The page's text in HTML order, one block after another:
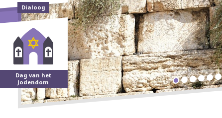
Dialoog
Dag van het
Jodendom